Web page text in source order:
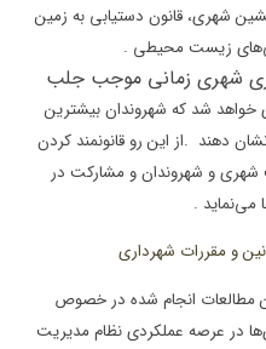
شهری، قانون دستیابی به زمین
زیست محیطی .
شهری زمانی موجب جلب
خواهد شد که شهروندان بیشترین
دهند .از این رو قانونمند کردن
شهری و شهروندان و مشارکت در
می‌نماید .
و مقررات شهرداری
مطالعات انجام شده در خصوص
در عرصه عملکردی نظام مدیریت